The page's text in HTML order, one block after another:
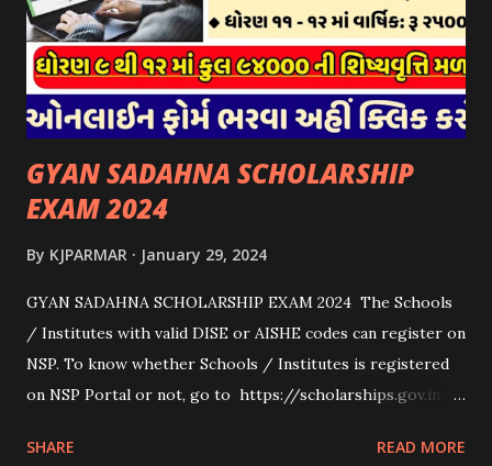
માટે જ આપવામાં આવશે અને તેના સિવાય બીજા કોઈપણ વર્ગના પશુઓ
માટેની સહાયનો આ યોજનામાં સમાવેશ થશે નહીં. એક જ રજીસ્ટ્રેશન
ધરાવતી મૂળ સં...
GYAN SADAHNA SCHOLARSHIP
EXAM 2024
By KJPARMAR January 29, 2024
GYAN SADAHNA SCHOLARSHIP EXAM 2024 The Schools
/ Institutes with valid DISE or AISHE codes can register on
NSP. To know whether Schools / Institutes is registered
on NSP Portal or not, go to https://scholarships.gov.in
the Top Right Corner of the screen. 👉To Check Eligibility
SHARE READ MORE